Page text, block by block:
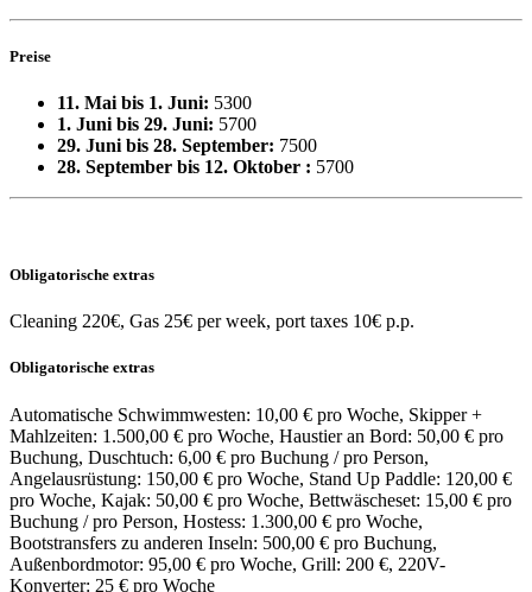
Preise
11. Mai bis 1. Juni: 5300
1. Juni bis 29. Juni: 5700
29. Juni bis 28. September: 7500
28. September bis 12. Oktober : 5700
Obligatorische extras
Cleaning 220€, Gas 25€ per week, port taxes 10€ p.p.
Obligatorische extras
Automatische Schwimmwesten: 10,00 € pro Woche, Skipper +
Mahlzeiten: 1.500,00 € pro Woche, Haustier an Bord: 50,00 € pro
Buchung, Duschtuch: 6,00 € pro Buchung / pro Person,
Angelausrüstung: 150,00 € pro Woche, Stand Up Paddle: 120,00 €
pro Woche, Kajak: 50,00 € pro Woche, Bettwäscheset: 15,00 € pro
Buchung / pro Person, Hostess: 1.300,00 € pro Woche,
Bootstransfers zu anderen Inseln: 500,00 € pro Buchung,
Außenbordmotor: 95,00 € pro Woche, Grill: 200 €, 220V-
Konverter: 25 € pro Woche